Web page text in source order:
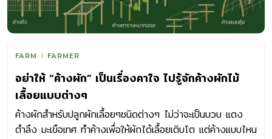
FARM FARMER
อย่าให้ “ค้างผัก” เป็นเรื่องคาใจ ไปรู้จักค้างผักไม้
เลื้อยแบบต่างๆ
ค้างผักสำหรับปลูกผักเลื้อยๆชนิดต่างๆ ไม่ว่าจะเป็นบวบ แตง
ตำลึง มะเขือเทศ ทำค้างเพื่อให้ผักได้เลื้อยเติบโต แต่ค้างแบบไหน